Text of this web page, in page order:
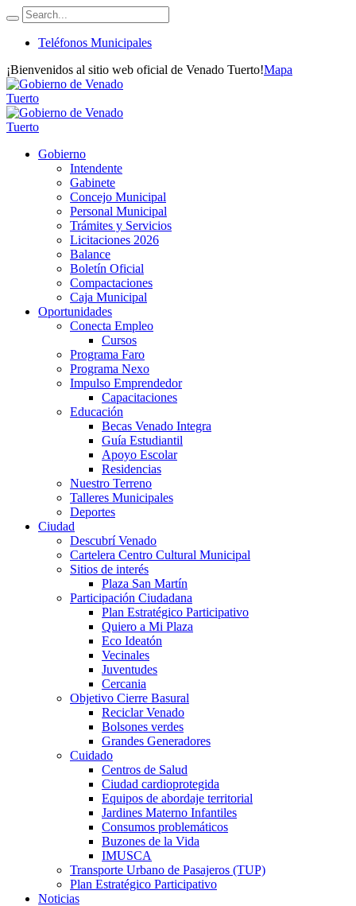
Teléfonos Municipales
¡Bienvenidos al sitio web oficial de Venado Tuerto!Mapa
Gobierno
Intendente
Gabinete
Concejo Municipal
Personal Municipal
Trámites y Servicios
Licitaciones 2026
Balance
Boletín Oficial
Compactaciones
Caja Municipal
Oportunidades
Conecta Empleo
Cursos
Programa Faro
Programa Nexo
Impulso Emprendedor
Capacitaciones
Educación
Becas Venado Integra
Guía Estudiantil
Apoyo Escolar
Residencias
Nuestro Terreno
Talleres Municipales
Deportes
Ciudad
Descubrí Venado
Cartelera Centro Cultural Municipal
Sitios de interés
Plaza San Martín
Participación Ciudadana
Plan Estratégico Participativo
Quiero a Mi Plaza
Eco Ideatón
Vecinales
Juventudes
Cercania
Objetivo Cierre Basural
Reciclar Venado
Bolsones verdes
Grandes Generadores
Cuidado
Centros de Salud
Ciudad cardioprotegida
Equipos de abordaje territorial
Jardines Materno Infantiles
Consumos problemáticos
Buzones de la Vida
IMUSCA
Transporte Urbano de Pasajeros (TUP)
Plan Estratégico Participativo
Noticias